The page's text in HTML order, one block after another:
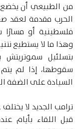
من الطبيعي أن يخضع
الحرب مقدمة لعقد
فلسطينية أو مسارًا
وهذا ما لا يستطيع
بتسلئيل
سقوطها، إذا لم
السيادة على الضفة
ترامب الجديد لا
قبل اللقاء بأيام